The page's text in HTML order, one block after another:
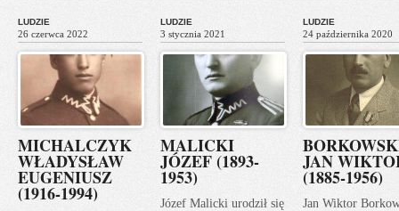
LUDZIE
26 czerwca 2022
MICHALCZYK
WŁADYSŁAW
EUGENIUSZ
(1916-1994)
LUDZIE
3 stycznia 2021
MALICKI
JÓZEF (1893-
1953)
Józef Malicki urodził się
LUDZIE
24 października 2020
JAN
(1885-1956)
Jan Wiktor